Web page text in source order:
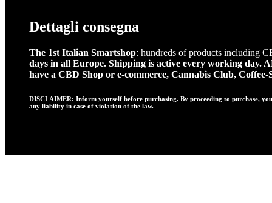
Dettagli consegna
The 1st Italian Smartshop: hundreds of products including
days in all Europe. Shipping is active every working day.
have a CBD Shop or e-commerce, Cannabis Club,
DISCLAIMER: Inform yourself before purchasing. By proceeding to purchase,
any liability in case of violation of the law.